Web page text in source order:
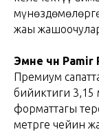
жаңы
Эмне үчүн
Премиум
бийиктиги 3,15
форматтагы
метрге чейин